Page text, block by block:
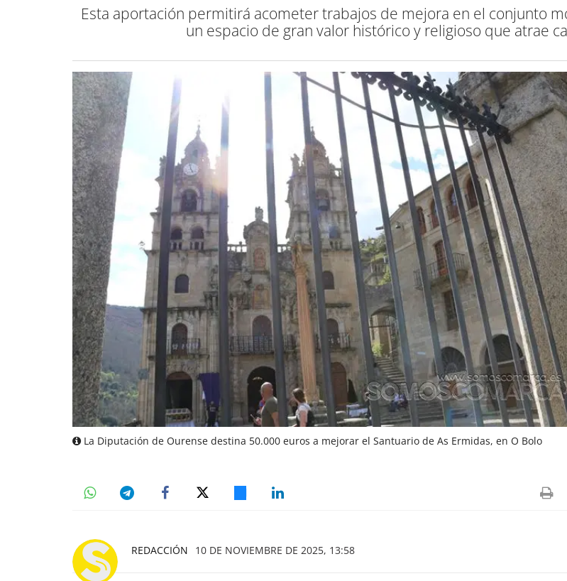
Esta aportación permitirá acometer trabajos de mejora en el conjunto
un espacio de gran valor histórico y religioso que atrae
La Diputación de Ourense destina 50.000 euros a mejorar el Santuario de As Ermidas, en O Bolo
REDACCIÓN 10 DE NOVIEMBRE DE 2025, 13:58